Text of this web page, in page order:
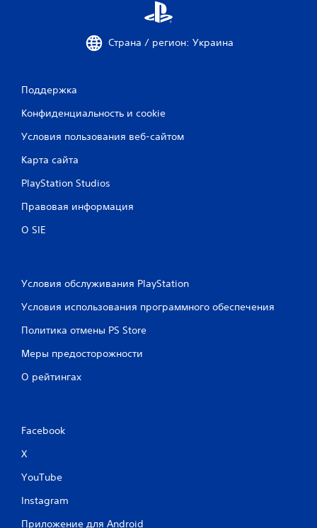
Страна / регион: Украина
Поддержка
Конфиденциальность и cookie
Условия пользования веб-сайтом
Карта сайта
PlayStation Studios
Правовая информация
О SIE
Условия обслуживания PlayStation
Условия использования программного обеспечения
Политика отмены PS Store
Меры предосторожности
О рейтингах
Facebook
X
YouTube
Instagram
Приложение для Android